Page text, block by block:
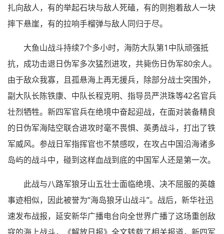
扎向敌人，有的举起石块与敌人死磕，有的则抱着敌人一块
摔下悬崖，有的拉响手榴弹与敌人同归于尽。
大鱼山战斗持续7个多小时，海防大队第1中队顽强抵
抗，成功击退日伪军多次猛烈进攻，共毙伤日伪军80余人。
由于敌众我寡，且孤悬海上再无援兵，除部分战士突围外，
副大队长陈铁康、中队长程克明、指导员严洪珠等42名官兵
壮烈牺牲。新四军官兵在绝境中奋起迎战，在面对装备精良
的日伪军海陆空联合进攻时毫不畏惧、英勇战斗，打出了铁
军威风。参战日军指挥官也不禁感叹，在攻占中国沿海诸多
岛屿的战斗中，碰到这样血战到底的中国军人还是第一次。
此战与八路军狼牙山五壮士面临绝境、决不屈服的英雄
事迹相似，因此被誉为“海岛狼牙山战斗”。战后，新华社迅
速发布战报，延安新华广播电台向全世界广播了这场重创敌